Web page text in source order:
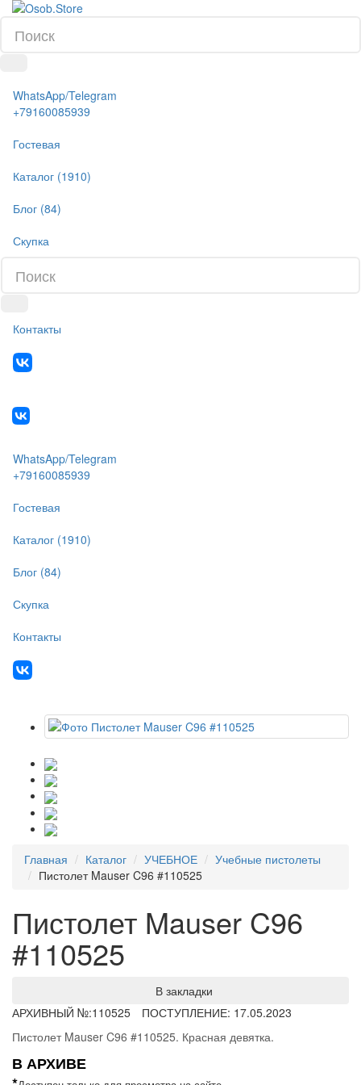
WhatsApp/Telegram
+79160085939
Гостевая
Каталог (1910)
Блог (84)
Скупка
Контакты
WhatsApp/Telegram
+79160085939
Гостевая
Каталог (1910)
Блог (84)
Скупка
Контакты
Главная Каталог УЧЕБНОЕ
Учебные пистолеты
Пистолет Mauser C96 #110525
Пистолет Mauser C96
#110525
В закладки
АРХИВНЫЙ №:110525
ПОСТУПЛЕНИЕ: 17.05.2023
Пистолет Mauser C96 #110525. Красная девятка.
В АРХИВЕ